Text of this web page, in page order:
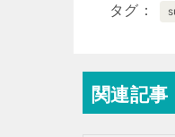
タグ
関連記事